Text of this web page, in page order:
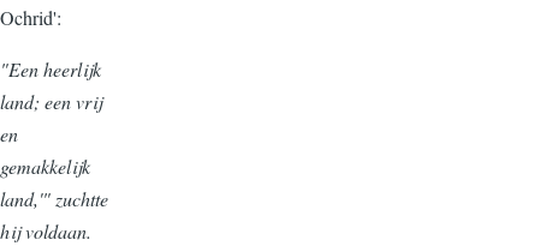
Ochrid':
"Een heerlijk
land; een vrij
en
gemakkelijk
land,'" zuchtte
hij voldaan.